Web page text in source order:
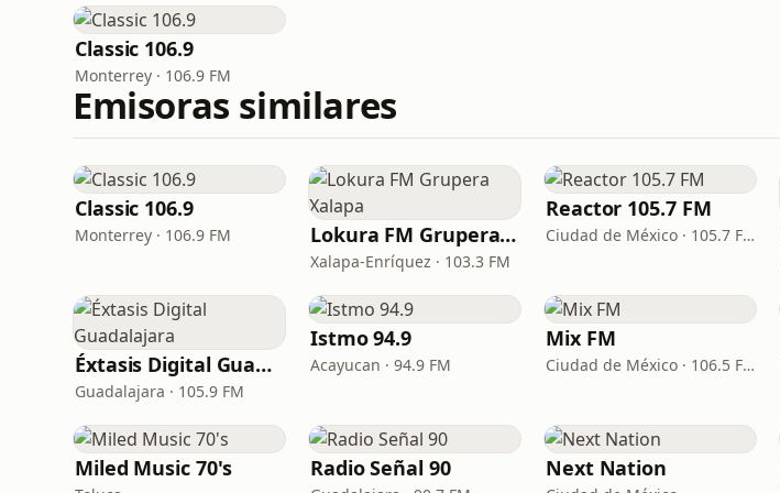
Classic 106.9
Monterrey · 106.9 FM
Emisoras similares
Classic 106.9
Monterrey · 106.9 FM Lokura FM Grupera Xalapa
Xalapa-Enríquez · 103.3 FM
Reactor 105.7 FM
Ciudad de México · 105.7 FM
Éxtasis Digital Guadalajara
Guadalajara · 105.9 FM
Istmo 94.9
Acayucan · 94.9 FM
Mix FM
Ciudad de México · 106.5 FM
Miled Music 70's Radio Señal 90 Next Nation